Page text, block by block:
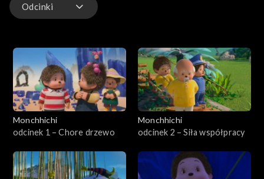
Odcinki
Monchhichi
odcinek 1 – Chore drzewo
Monchhichi
odcinek 2 – Siła współpracy